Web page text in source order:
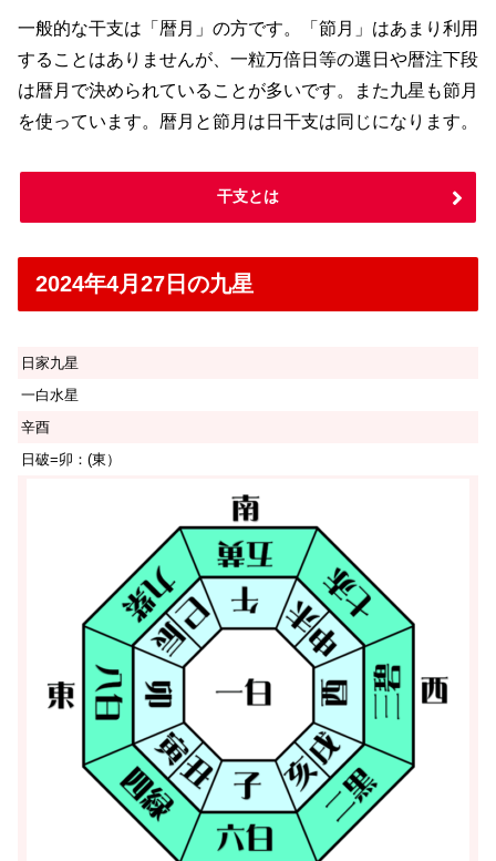
一般的な干支は「暦月」の方です。「節月」はあまり利用
することはありませんが、一粒万倍日等の選日や暦注下段
は暦月で決められていることが多いです。また九星も節月
を使っています。暦月と節月は日干支は同じになります。
干支とは
2024年4月27日の九星
日家九星
一白水星
辛酉
日破=卯：(東）